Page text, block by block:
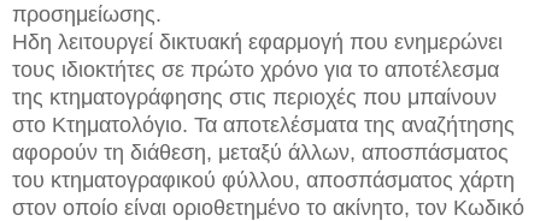
προσημείωσης.
Ηδη λειτουργεί δικτυακή εφαρμογή που ενημερώνει
τους ιδιοκτήτες σε πρώτο χρόνο για το αποτέλεσμα
της κτηματογράφησης στις περιοχές που μπαίνουν
στο Κτηματολόγιο. Τα αποτελέσματα της αναζήτησης
αφορούν τη διάθεση, μεταξύ άλλων, αποσπάσματος
του κτηματογραφικού φύλλου, αποσπάσματος χάρτη
στον οποίο είναι οριοθετημένο το ακίνητο, τον Κωδικό